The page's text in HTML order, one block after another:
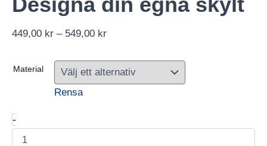
449,00 kr – 549,00 krPrisintervall:
549,00 kr
Material
Rensa
-Designa
din
egna